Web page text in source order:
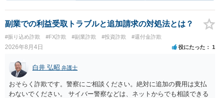
副業での利益受取トラブルと追加請求の対処法とは？
#振り込め詐欺 #FX詐欺 #副業詐欺 #投資詐欺 #還付金詐欺
2026年8月4日 役にたった 1
白井 弘昭 弁護士
おそらく詐欺です。警察にご相談ください。絶対に追加の費用は支払
わないでください。 サイバー警察などは、ネットからでも相談できる